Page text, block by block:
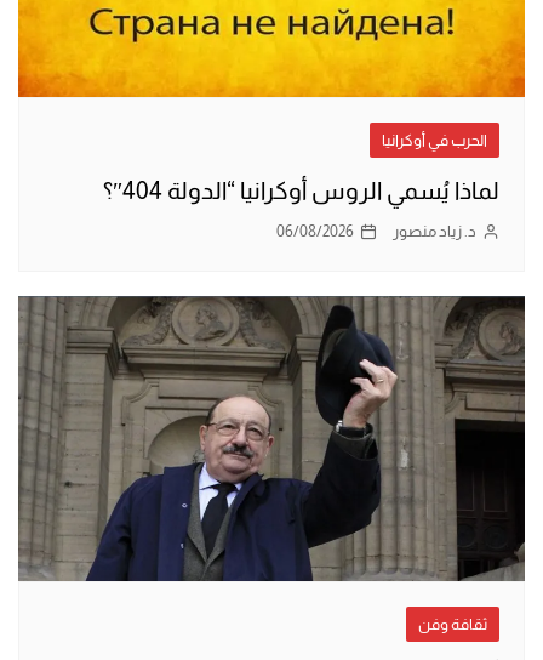
الحرب في أوكرانيا
لماذا يُسمي الروس أوكرانيا “الدولة 404″؟
د. زياد منصور 06/08/2026
ثقافة وفن